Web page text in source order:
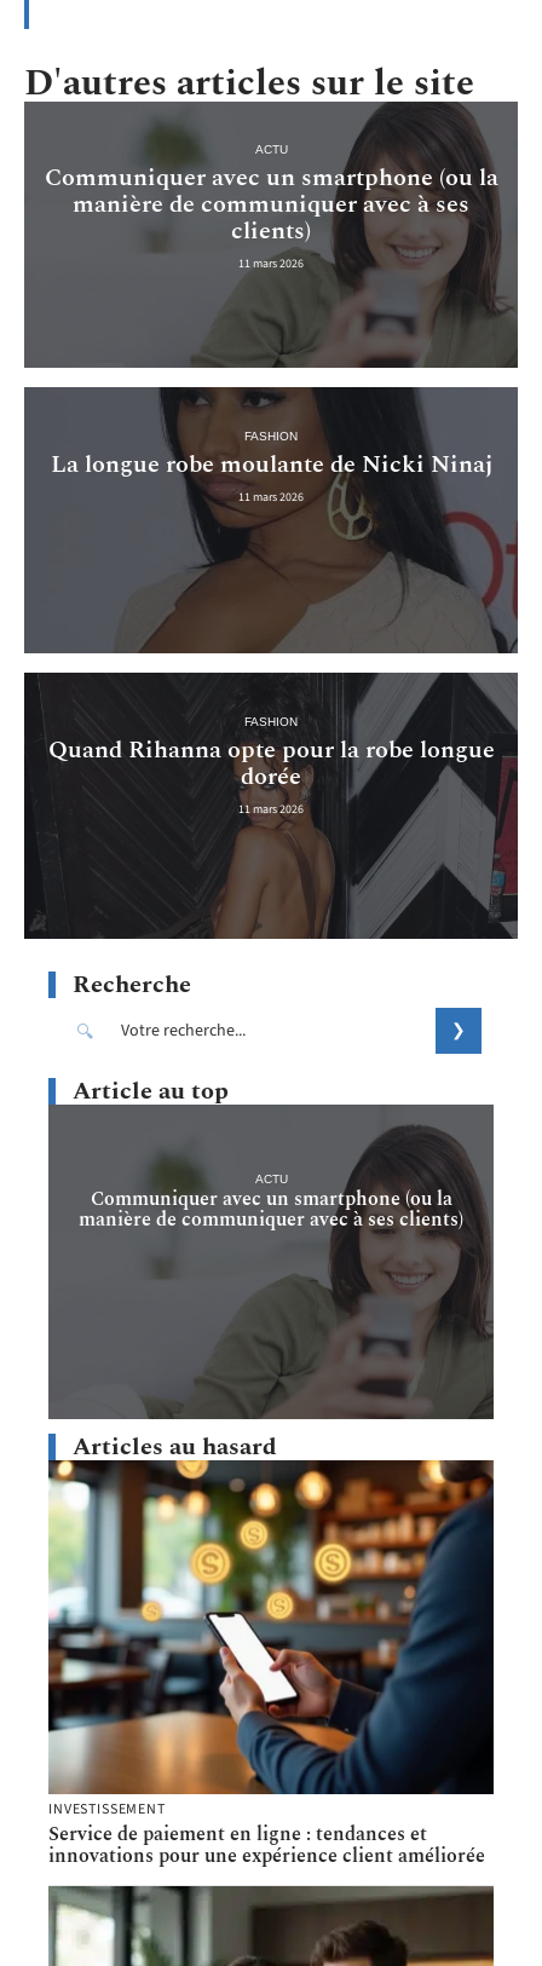
D'autres articles sur le site
ACTU
Communiquer avec un smartphone (ou la
manière de communiquer avec à ses
clients)
11 mars 2026
FASHION
La longue robe moulante de Nicki Ninaj
11 mars 2026
FASHION
Quand Rihanna opte pour la robe longue
dorée
11 mars 2026
Recherche
Article au top
ACTU
Communiquer avec un smartphone (ou la
manière de communiquer avec à ses clients)
Articles au hasard
INVESTISSEMENT
Service de paiement en ligne : tendances et
innovations pour une expérience client améliorée